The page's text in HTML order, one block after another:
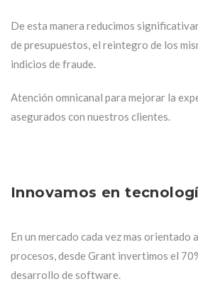
De esta manera reducimos
de presupuestos, el reintegro de los
indicios de fraude.
Atención omnicanal para mejorar la
asegurados con nuestros clientes.
Innovamos en
En un mercado cada vez mas orientado
procesos, desde Grant invertimos el
desarrollo de software.